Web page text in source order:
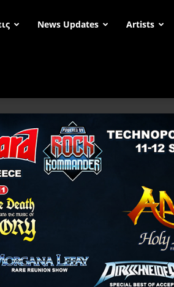
News Updates Artists